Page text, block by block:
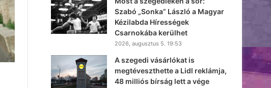
Szabó „Sonka” László a Magyar
Kézilabda Hírességek
Csarnokába kerülhet
2026, augusztus 5. 19:53
A szegedi vásárlókat is
megtéveszthette a Lidl reklámja,
48 milliós bírság lett a vége